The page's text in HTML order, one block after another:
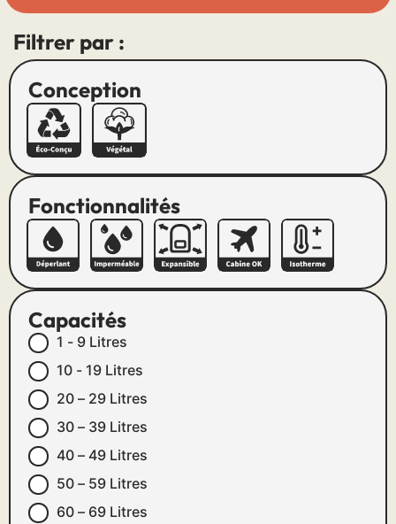
Filtrer par :
Conception
Fonctionnalités
Capacités
1 - 9 Litres
10 - 19 Litres
20 – 29 Litres
30 – 39 Litres
40 – 49 Litres
50 – 59 Litres
60 – 69 Litres